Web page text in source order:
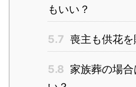
もいい？
5.7 喪主も供花を
5.8 家族葬の場